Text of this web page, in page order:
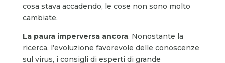
cosa stava accadendo, le cose non sono molto
cambiate.
La paura imperversa ancora. Nonostante la
ricerca, l’evoluzione favorevole delle conoscenze
sul virus, i consigli di esperti di grande